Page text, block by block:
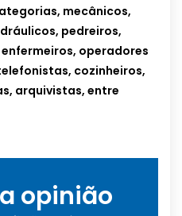
mecânicos,
pedreiros,
operadores
cozinheiros,
arquivistas, entre
opinião